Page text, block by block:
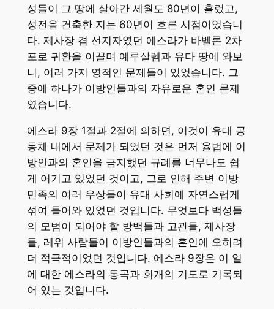
성들이 그 땅에 살아간 세월도 80년이 흘렀고,
성전을 건축한 지는 60년이 흐른 시점이었습니
다. 제사장 겸 선지자였던 에스라가 바벨론 2차
포로 귀환을 이끌며 예루살렘과 유다 땅에 와보
니, 여러 가지 영적인 문제들이 있었습니다. 그
중에 하나가 이방인들과의 자유로운 혼인 문제
였습니다.
에스라 9장 1절과 2절에 의하면, 이것이 유대 공
동체 내에서 문제가 되었던 것은 먼저 율법에 이
방인과의 혼인을 금지했던 규례를 너무나도 쉽
게 어기고 있었던 것이고, 그로 인해 주변 이방
민족의 여러 우상들이 유대 사회에 자연스럽게
섞여 들어와 있었던 것입니다. 무엇보다 백성들
의 모범이 되어야 할 방백들과 고관들, 제사장
들, 레위 사람들이 이방인들과의 혼인에 오히려
더 적극적이었던 것입니다. 에스라 9장은 이 일
에 대한 에스라의 통곡과 회개의 기도로 기록되
어 있는 것입니다.